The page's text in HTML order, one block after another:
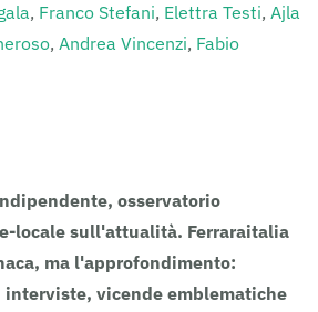
, Franco Stefani, Elettra Testi, Ajla
, Andrea Vincenzi, Fabio
osservatorio
locale sull'attualità. Ferraraitalia
ma l'approfondimento:
vicende emblematiche